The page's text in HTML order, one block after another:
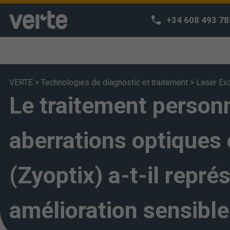
+34 608 493
VERTE > Technologies de diagnostic et traitement > Laser
Le traitement
aberrations
(Zyoptix) a-t-il
amélioration
We respect
habits and
can access
deem that
also change